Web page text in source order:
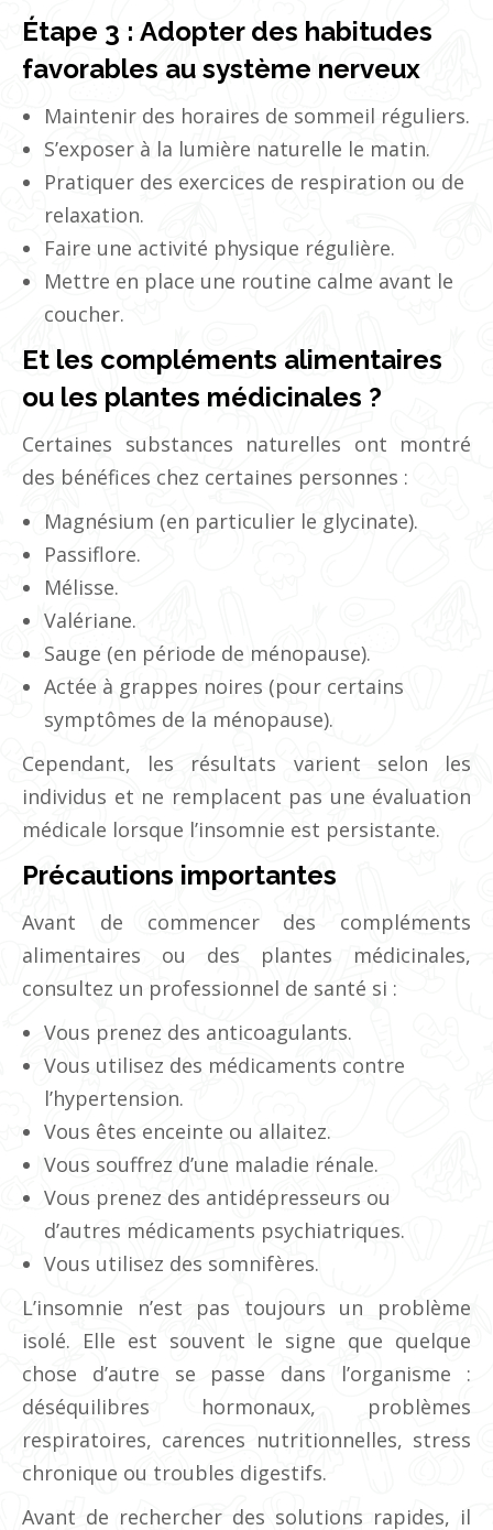
Étape 3 : Adopter des habitudes
favorables au système nerveux
Maintenir des horaires de sommeil réguliers.
S’exposer à la lumière naturelle le matin.
Pratiquer des exercices de respiration ou de
relaxation.
Faire une activité physique régulière.
Mettre en place une routine calme avant le
coucher.
Et les compléments alimentaires
ou les plantes médicinales ?
Certaines substances naturelles ont montré
des bénéfices chez certaines personnes :
Magnésium (en particulier le glycinate).
Passiflore.
Mélisse.
Valériane.
Sauge (en période de ménopause).
Actée à grappes noires (pour certains
symptômes de la ménopause).
Cependant, les résultats varient selon les
individus et ne remplacent pas une évaluation
médicale lorsque l’insomnie est persistante.
Précautions importantes
Avant de commencer des compléments
alimentaires ou des plantes médicinales,
consultez un professionnel de santé si :
Vous prenez des anticoagulants.
Vous utilisez des médicaments contre
l’hypertension.
Vous êtes enceinte ou allaitez.
Vous souffrez d’une maladie rénale.
Vous prenez des antidépresseurs ou
d’autres médicaments psychiatriques.
Vous utilisez des somnifères.
L’insomnie n’est pas toujours un problème
isolé. Elle est souvent le signe que quelque
chose d’autre se passe dans l’organisme :
déséquilibres hormonaux, problèmes
respiratoires, carences nutritionnelles, stress
chronique ou troubles digestifs.
Avant de rechercher des solutions rapides, il